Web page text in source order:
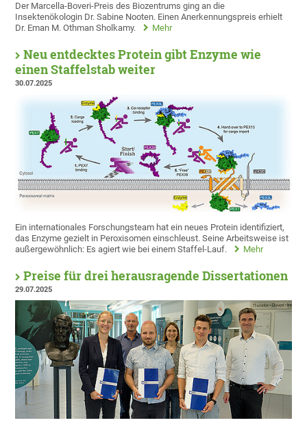
Der Marcella-Boveri-Preis des Biozentrums ging an die
Insektenökologin Dr. Sabine Nooten. Einen Anerkennungspreis erhielt
Dr. Eman M. Othman Sholkamy.
Mehr
Neu entdecktes Protein gibt Enzyme wie
einen Staffelstab weiter
30.07.2025
Ein internationales Forschungsteam hat ein neues Protein identifiziert,
das Enzyme gezielt in Peroxisomen einschleust. Seine Arbeitsweise ist
außergewöhnlich: Es agiert wie bei einem Staffel-Lauf.
Mehr
Preise für drei herausragende Dissertationen
29.07.2025